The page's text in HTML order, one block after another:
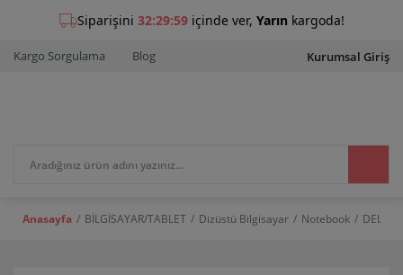
Kargo Sorgulama Blog Kurumsal Giriş
Anasayfa BİLGİSAYAR/TABLET Dizüstü Bilgisayar Notebook DELL